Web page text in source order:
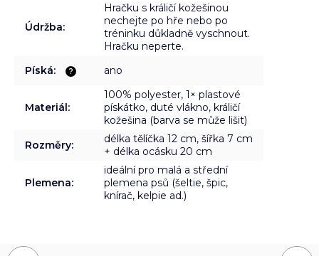
Údržba:
Hračku s králičí kožešinou
nechejte po hře nebo po
tréninku důkladně vyschnout.
Hračku neperte.
?
Píská: ano
Materiál:
100% polyester, 1× plastové
pískátko, duté vlákno, králičí
kožešina (barva se může lišit)
Rozměry:
délka tělíčka 12 cm, šířka 7 cm
+ délka ocásku 20 cm
Plemena:
ideální pro malá a střední
plemena psů (šeltie, špic,
knírač, kelpie ad.)